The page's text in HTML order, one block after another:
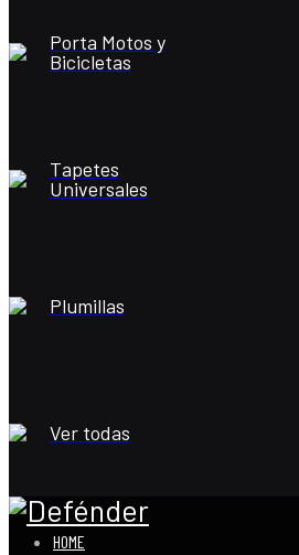
Porta Motos y
Bicicletas
Tapetes
Universales
Plumillas
Ver todas
HOME